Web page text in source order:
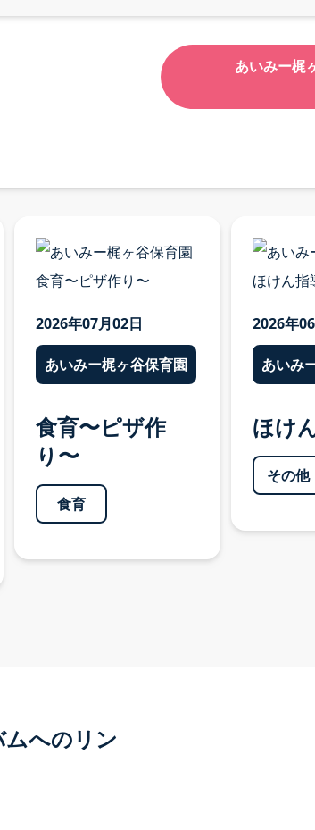
あいみー梶
2026年07月02日
あいみー梶ヶ谷保育園
食育〜ピザ作
り〜
食育
2026年
あいみ
ほけ
その他
へのリン